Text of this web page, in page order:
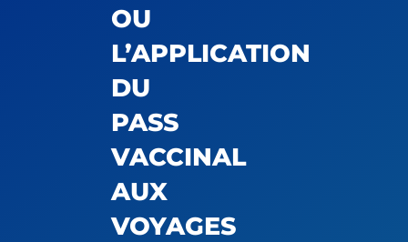
OU
L’APPLICATION
DU
PASS
VACCINAL
AUX
VOYAGES